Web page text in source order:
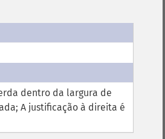
dentro da largura de
A justificação à direita é